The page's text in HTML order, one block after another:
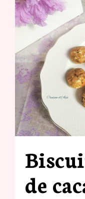
de